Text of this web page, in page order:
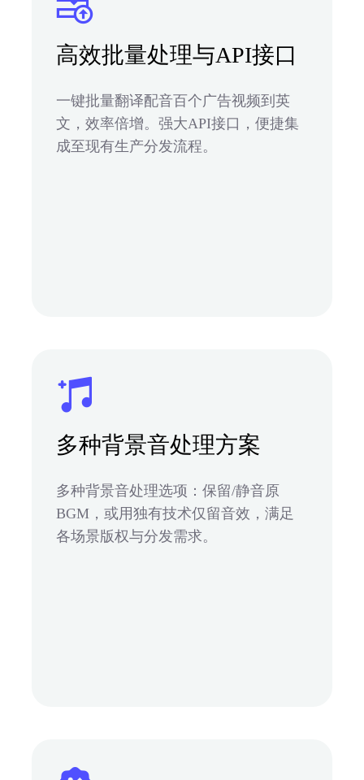
高效批量处理与API接口
一键批量翻译配音百个广告视频到英
文，效率倍增。强大API接口，便捷集
成至现有生产分发流程。
多种背景音处理方案
多种背景音处理选项：保留/静音原
BGM，或用独有技术仅留音效，满足
各场景版权与分发需求。